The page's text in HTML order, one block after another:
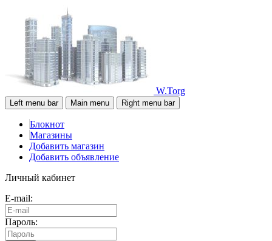
W.Torg
Left menu bar Main menu Right menu bar
Блокнот
Магазины
Добавить магазин
Добавить объявление
Личный кабинет
E-mail:
Пароль: